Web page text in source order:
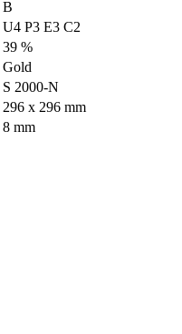
B
U4 P3 E3 C2
39 %
Gold
S 2000-N
296 x 296 mm
8 mm